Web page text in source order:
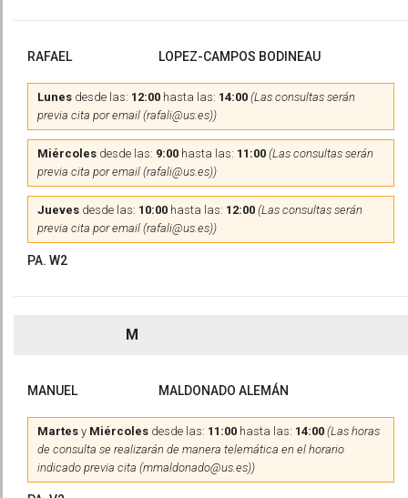
RAFAEL LOPEZ-CAMPOS BODINEAU
Lunes desde las: 12:00 hasta las: 14:00 (Las consultas serán
previa cita por email (rafali@us.es))
Miércoles desde las: 9:00 hasta las: 11:00 (Las consultas serán
previa cita por email (rafali@us.es))
Jueves desde las: 10:00 hasta las: 12:00 (Las consultas serán
previa cita por email (rafali@us.es))
PA. W2
M
MANUEL MALDONADO ALEMÁN
Martes y Miércoles desde las: 11:00 hasta las: 14:00 (Las horas
de consulta se realizarán de manera telemática en el horario
indicado previa cita (mmaldonado@us.es))